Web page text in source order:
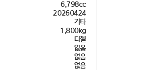
6,798cc
20260424
기타
1,800kg
디젤
없음
없음
없음